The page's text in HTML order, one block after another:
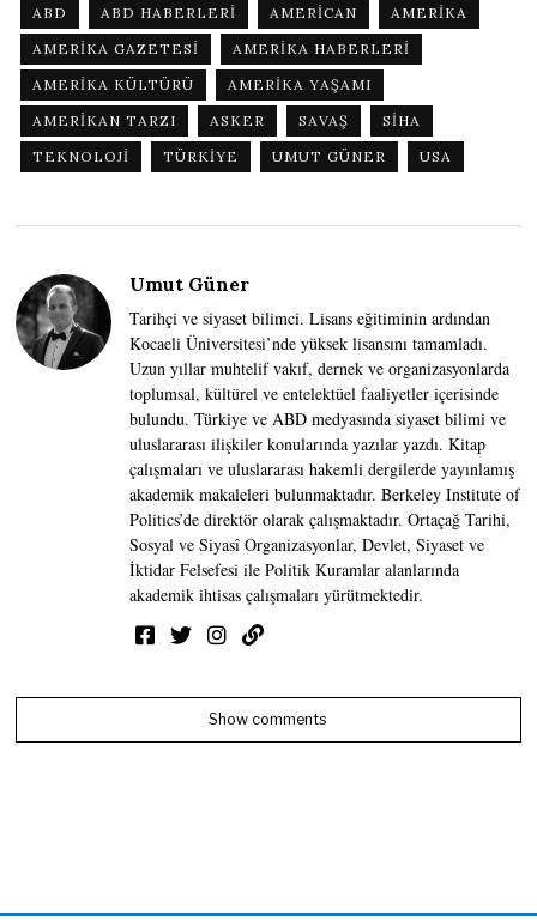
ABD ABD HABERLERI AMERICAN
AMERIKA
AMERIKA GAZETESI
AMERIKA HABERLERI
AMERIKA KÜLTÜRÜ
AMERIKA YAŞAMI
AMERIKAN TARZI
ASKER SAVAŞ
SIHA
TEKNOLOJI
TÜRKIYE UMUT GÜNER USA
Umut Güner
Tarihçi ve siyaset bilimci. Lisans eğitiminin ardından
Kocaeli Üniversitesi’nde yüksek lisansını tamamladı.
Uzun yıllar muhtelif vakıf, dernek ve organizasyonlarda
toplumsal, kültürel ve entelektüel faaliyetler içerisinde
bulundu. Türkiye ve ABD medyasında siyaset bilimi ve
uluslararası ilişkiler konularında yazılar yazdı. Kitap
çalışmaları ve uluslararası hakemli dergilerde yayınlamış
akademik makaleleri bulunmaktadır. Berkeley Institute of
Politics’de direktör olarak çalışmaktadır. Ortaçağ Tarihi,
Sosyal ve Siyasî Organizasyonlar, Devlet, Siyaset ve
İktidar Felsefesi ile Politik Kuramlar alanlarında
akademik ihtisas çalışmaları yürütmektedir.
Show comments